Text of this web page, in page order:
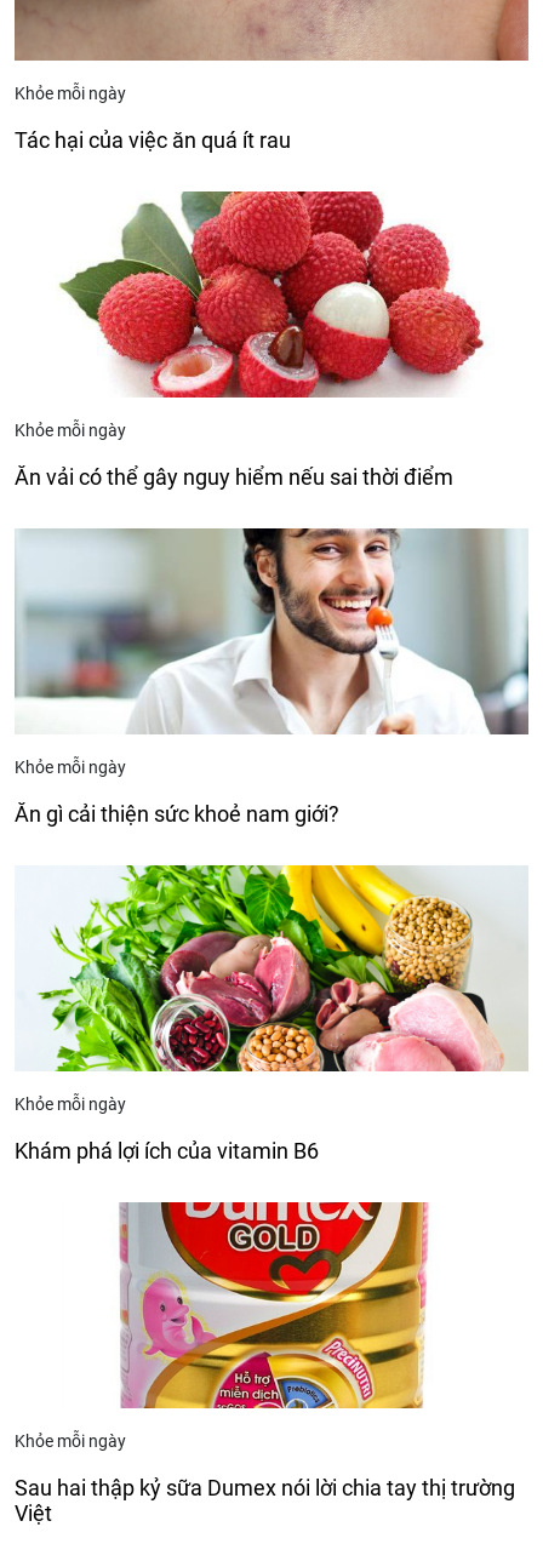
Khỏe mỗi ngày
Tác hại của việc ăn quá ít rau
Khỏe mỗi ngày
Ăn vải có thể gây nguy hiểm nếu sai thời điểm
Khỏe mỗi ngày
Ăn gì cải thiện sức khoẻ nam giới?
Khỏe mỗi ngày
Khám phá lợi ích của vitamin B6
Khỏe mỗi ngày
Sau hai thập kỷ sữa Dumex nói lời chia tay thị trường
Việt